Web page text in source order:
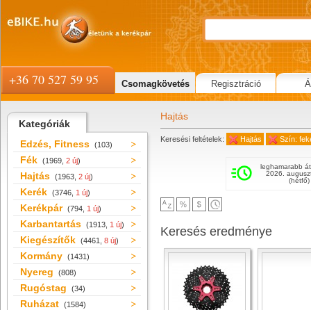
Kategóriák
Edzés, Fitness (103)
Fék (1969, 2 új)
Hajtás (1963, 2 új)
Kerék (3746, 1 új)
Kerékpár (794, 1 új)
Karbantartás (1913, 1 új)
Kiegészítők (4461, 8 új)
Kormány (1431)
Nyereg (808)
Rugóstag (34)
Ruházat (1584)
Hajtás
Keresési feltételek: Hajtás Szín:
leghamarabb
2026.
(hétfő)
Keresés eredménye
+36 70 527 59 95 Csomagkövetés Regisztráció